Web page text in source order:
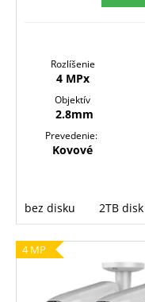
Rozlíšenie
4 MPx
Objektív
2.8mm
Prevedenie:
Kovové
bez disku 2TB disk
4 MP